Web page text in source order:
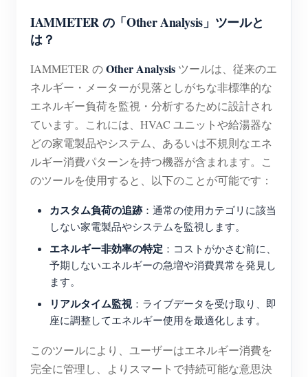
工場エネルギー監視
FAQ
ニュース
ブログ
コントリビュータープログラム
IAMMETER 活動
フォーラム
App Store
サイトを探す
PVランキング
ソリューション
会社情報
IAMMETER の「Other Analysis」ツールと
は？
IAMMETER のOther Analysis ツールは、従来のエ
ネルギー・メーターが見落としがちな非標準的な
エネルギー負荷を監視・分析するために設計され
ています。これには、HVAC ユニットや給湯器な
どの家電製品やシステム、あるいは不規則なエネ
ルギー消費パターンを持つ機器が含まれます。こ
のツールを使用すると、以下のことが可能です：
カスタム負荷の追跡 ：通常の使用カテゴリに該当
しない家電製品やシステムを監視します。
エネルギー非効率の特定 ：コストがかさむ前に、
予期しないエネルギーの急増や消費異常を発見し
ます。
リアルタイム監視：ライブデータを受け取り、即
座に調整してエネルギー使用を最適化します。
このツールにより、ユーザーはエネルギー消費を
完全に管理し、よりスマートで持続可能な意思決